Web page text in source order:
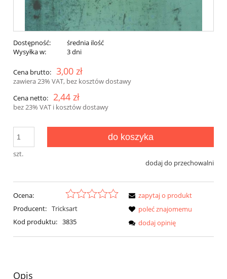
Dostępność:
średnia ilość
Wysyłka w:
3 dni
Cena brutto: 3,00 zł
zawiera 23% VAT, bez kosztów dostawy
Cena netto: 2,44 zł
bez 23% VAT i kosztów dostawy
szt.
do koszyka
dodaj do przechowalni
Ocena:
Producent: Tricksart
Kod produktu: 3835
zapytaj o produkt
poleć znajomemu
dodaj opinię
Opis